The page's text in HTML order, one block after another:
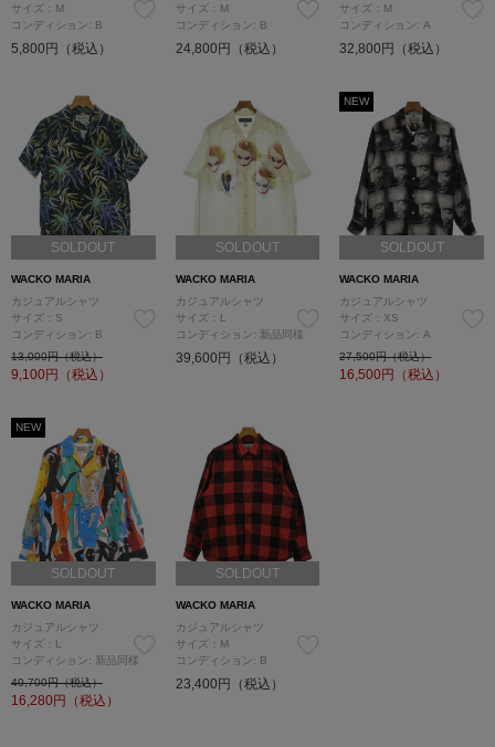
サイズ：M
コンディション: B
5,800円（税込）
サイズ：M
コンディション: B
24,800円（税込）
サイズ：M
コンディション: A
32,800円（税込）
SOLDOUT
WACKO MARIA
カジュアルシャツ
サイズ：S
コンディション: B
13,000円（税込）
9,100円（税込）
SOLDOUT
WACKO MARIA
カジュアルシャツ
サイズ：L
コンディション: 新品同様
39,600円（税込）
NEW
SOLDOUT
WACKO MARIA
カジュアルシャツ
サイズ：XS
コンディション: A
27,500円（税込）
16,500円（税込）
NEW
SOLDOUT
WACKO MARIA
カジュアルシャツ
サイズ：L
コンディション: 新品同様
40,700円（税込）
16,280円（税込）
SOLDOUT
WACKO MARIA
カジュアルシャツ
サイズ：M
コンディション: B
23,400円（税込）